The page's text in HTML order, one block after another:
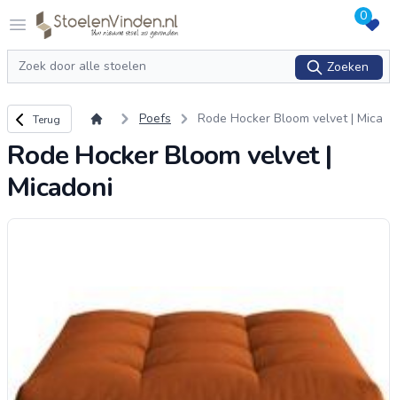
Open menu
Logo stoelenvinden.nl 0
Zoeken
Zoeken
Terug naar overzicht
Terug Poefs
Rode Hocker Bloom velvet | Mica
Rode Hocker Bloom velvet |
Micadoni